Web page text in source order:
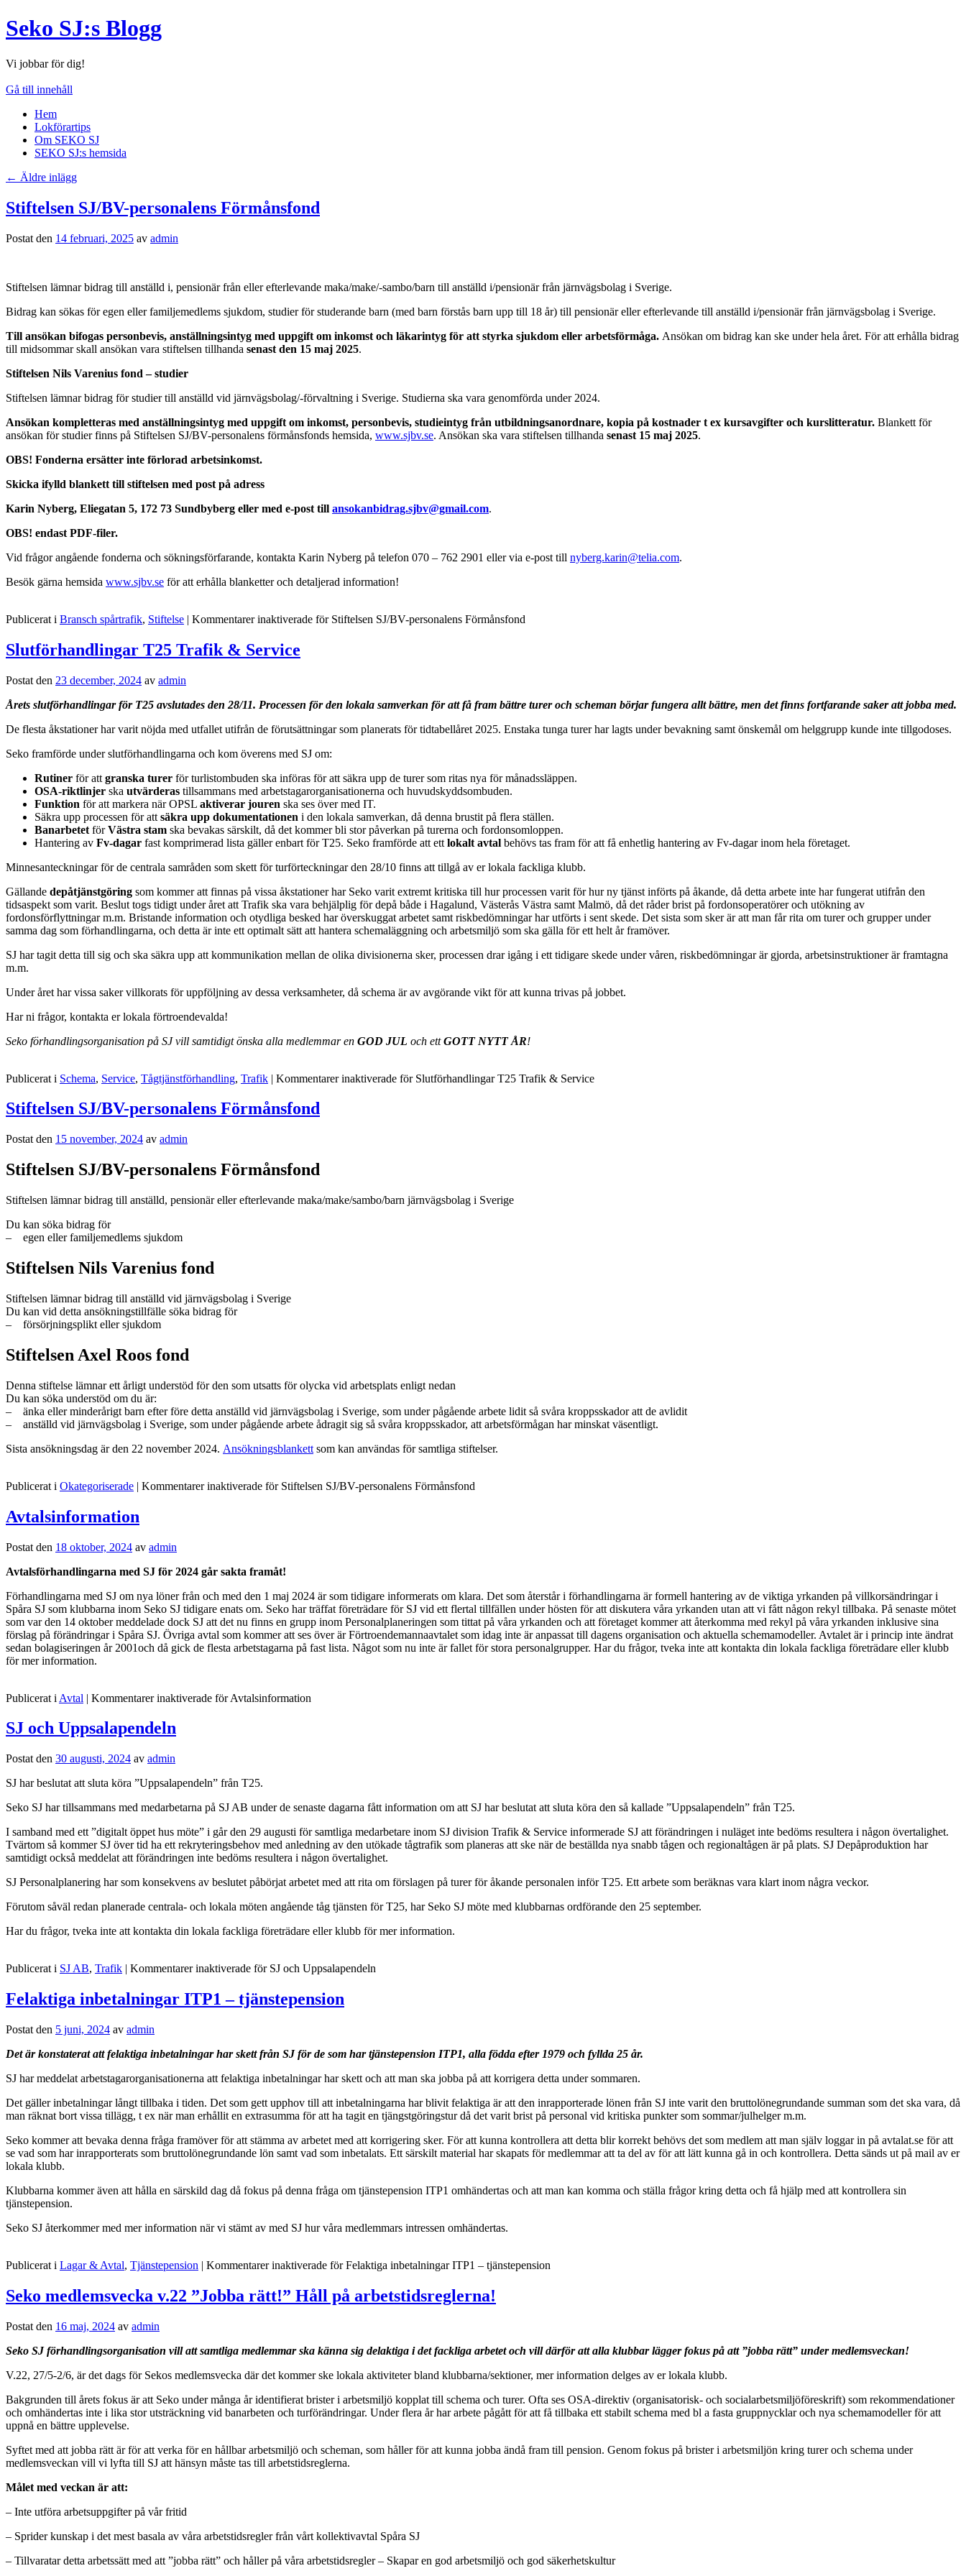
Seko SJ:s Blogg
Vi jobbar för dig!
Gå till innehåll
Hem
Lokförartips
Om SEKO SJ
SEKO SJ:s hemsida
← Äldre inlägg
Stiftelsen SJ/BV-personalens Förmånsfond
Postat den 14 februari, 2025 av admin
Stiftelsen lämnar bidrag till anställd i, pensionär från eller efterlevande maka/make/-sambo/barn till anställd i/pensionär från järnvägsbolag i Sverige.
Bidrag kan sökas för egen eller familjemedlems sjukdom, studier för studerande barn (med barn förstås barn upp till 18 år) till pensionär eller efterlevande till anställd i/pensionär från järnvägsbolag i Sverige.
Till ansökan bifogas personbevis, anställningsintyg med uppgift om inkomst och läkarintyg för att styrka sjukdom eller arbetsförmåga. Ansökan om bidrag kan ske under hela året. För att erhålla bidrag
till midsommar skall ansökan vara stiftelsen tillhanda senast den 15 maj 2025.
Stiftelsen Nils Varenius fond – studier
Stiftelsen lämnar bidrag för studier till anställd vid järnvägsbolag/-förvaltning i Sverige. Studierna ska vara genomförda under 2024.
Ansökan kompletteras med anställningsintyg med uppgift om inkomst, personbevis, studieintyg från utbildningsanordnare, kopia på kostnader t ex kursavgifter och kurslitteratur. Blankett för
ansökan för studier finns på Stiftelsen SJ/BV-personalens förmånsfonds hemsida, www.sjbv.se. Ansökan ska vara stiftelsen tillhanda senast 15 maj 2025.
OBS! Fonderna ersätter inte förlorad arbetsinkomst.
Skicka ifylld blankett till stiftelsen med post på adress
Karin Nyberg, Eliegatan 5, 172 73 Sundbyberg eller med e-post till ansokanbidrag.sjbv@gmail.com.
OBS! endast PDF-filer.
Vid frågor angående fonderna och sökningsförfarande, kontakta Karin Nyberg på telefon 070 – 762 2901 eller via e-post till nyberg.karin@telia.com.
Besök gärna hemsida www.sjbv.se för att erhålla blanketter och detaljerad information!
Publicerat i Bransch spårtrafik, Stiftelse | Kommentarer inaktiverade för Stiftelsen SJ/BV-personalens Förmånsfond
Slutförhandlingar T25 Trafik & Service
Postat den 23 december, 2024 av admin
Årets slutförhandlingar för T25 avslutades den 28/11. Processen för den lokala samverkan för att få fram bättre turer och scheman börjar fungera allt bättre, men det finns fortfarande saker att jobba med.
De flesta åkstationer har varit nöjda med utfallet utifrån de förutsättningar som planerats för tidtabellåret 2025. Enstaka tunga turer har lagts under bevakning samt önskemål om helggrupp kunde inte tillgodoses.
Seko framförde under slutförhandlingarna och kom överens med SJ om:
Rutiner för att granska turer för turlistombuden ska införas för att säkra upp de turer som ritas nya för månadssläppen.
OSA-riktlinjer ska utvärderas tillsammans med arbetstagarorganisationerna och huvudskyddsombuden.
Funktion för att markera när OPSL aktiverar jouren ska ses över med IT.
Säkra upp processen för att säkra upp dokumentationen i den lokala samverkan, då denna brustit på flera ställen.
Banarbetet förVästra stam ska bevakas särskilt, då det kommer bli stor påverkan på turerna och fordonsomloppen.
Hantering av Fv-dagar fast komprimerad lista gäller enbart för T25. Seko framförde att ett lokalt avtal behövs tas fram för att få enhetlig hantering av Fv-dagar inom hela företaget.
Minnesanteckningar för de centrala samråden som skett för turförteckningar den 28/10 finns att tillgå av er lokala fackliga klubb.
Gällande depåtjänstgöring som kommer att finnas på vissa åkstationer har Seko varit extremt kritiska till hur processen varit för hur ny tjänst införts på åkande, då detta arbete inte har fungerat utifrån den
tidsaspekt som varit. Beslut togs tidigt under året att Trafik ska vara behjälplig för depå både i Hagalund, Västerås Västra samt Malmö, då det råder brist på fordonsoperatörer och utökning av
fordonsförflyttningar m.m. Bristande information och otydliga besked har överskuggat arbetet samt riskbedömningar har utförts i sent skede. Det sista som sker är att man får rita om turer och grupper under
samma dag som förhandlingarna, och detta är inte ett optimalt sätt att hantera schemaläggning och arbetsmiljö som ska gälla för ett helt år framöver.
SJ har tagit detta till sig och ska säkra upp att kommunikation mellan de olika divisionerna sker, processen drar igång i ett tidigare skede under våren, riskbedömningar är gjorda, arbetsinstruktioner är framtagna
m.m.
Under året har vissa saker villkorats för uppföljning av dessa verksamheter, då schema är av avgörande vikt för att kunna trivas på jobbet.
Har ni frågor, kontakta er lokala förtroendevalda!
Seko förhandlingsorganisation på SJ vill samtidigt önska alla medlemmar en GOD JUL och ettGOTT NYTT ÅR!
Publicerat i Schema, Service, Tågtjänstförhandling, Trafik | Kommentarer inaktiverade för Slutförhandlingar T25 Trafik & Service
Stiftelsen SJ/BV-personalens Förmånsfond
Postat den 15 november, 2024 av admin
Stiftelsen SJ/BV-personalens Förmånsfond
Stiftelsen lämnar bidrag till anställd, pensionär eller efterlevande maka/make/sambo/barn järnvägsbolag i Sverige
Du kan söka bidrag för
– egen eller familjemedlems sjukdom
Stiftelsen Nils Varenius fond
Stiftelsen lämnar bidrag till anställd vid järnvägsbolag i Sverige
Du kan vid detta ansökningstillfälle söka bidrag för
– försörjningsplikt eller sjukdom
Stiftelsen Axel Roos fond
Denna stiftelse lämnar ett årligt understöd för den som utsatts för olycka vid arbetsplats enligt nedan
Du kan söka understöd om du är:
– änka eller minderårigt barn efter före detta anställd vid järnvägsbolag i Sverige, som under pågående arbete lidit så svåra kroppsskador att de avlidit
– anställd vid järnvägsbolag i Sverige, som under pågående arbete ådragit sig så svåra kroppsskador, att arbetsförmågan har minskat väsentligt.
Sista ansökningsdag är den 22 november 2024. Ansökningsblankett som kan användas för samtliga stiftelser.
Publicerat i Okategoriserade | Kommentarer inaktiverade för Stiftelsen SJ/BV-personalens Förmånsfond
Avtalsinformation
Postat den 18 oktober, 2024 av admin
Avtalsförhandlingarna med SJ för 2024 går sakta framåt!
Förhandlingarna med SJ om nya löner från och med den 1 maj 2024 är som tidigare informerats om klara. Det som återstår i förhandlingarna är formell hantering av de viktiga yrkanden på villkorsändringar i
Spåra SJ som klubbarna inom Seko SJ tidigare enats om. Seko har träffat företrädare för SJ vid ett flertal tillfällen under hösten för att diskutera våra yrkanden utan att vi fått någon rekyl tillbaka. På senaste mötet
som var den 14 oktober meddelade dock SJ att det nu finns en grupp inom Personalplaneringen som tittat på våra yrkanden och att företaget kommer att återkomma med rekyl på våra yrkanden inklusive sina
förslag på förändringar i Spåra SJ. Övriga avtal som kommer att ses över är Förtroendemannaavtalet som idag inte är anpassat till dagens organisation och aktuella schemamodeller. Avtalet är i princip inte ändrat
sedan bolagiseringen år 2001och då gick de flesta arbetstagarna på fast lista. Något som nu inte är fallet för stora personalgrupper. Har du frågor, tveka inte att kontakta din lokala fackliga företrädare eller klubb
för mer information.
Publicerat i Avtal | Kommentarer inaktiverade för Avtalsinformation
SJ och Uppsalapendeln
Postat den 30 augusti, 2024 av admin
SJ har beslutat att sluta köra ”Uppsalapendeln” från T25.
Seko SJ har tillsammans med medarbetarna på SJ AB under de senaste dagarna fått information om att SJ har beslutat att sluta köra den så kallade ”Uppsalapendeln” från T25.
I samband med ett ”digitalt öppet hus möte” i går den 29 augusti för samtliga medarbetare inom SJ division Trafik & Service informerade SJ att förändringen i nuläget inte bedöms resultera i någon övertalighet.
Tvärtom så kommer SJ över tid ha ett rekryteringsbehov med anledning av den utökade tågtrafik som planeras att ske när de beställda nya snabb tågen och regionaltågen är på plats. SJ Depåproduktion har
samtidigt också meddelat att förändringen inte bedöms resultera i någon övertalighet.
SJ Personalplanering har som konsekvens av beslutet påbörjat arbetet med att rita om förslagen på turer för åkande personalen inför T25. Ett arbete som beräknas vara klart inom några veckor.
Förutom såväl redan planerade centrala- och lokala möten angående tåg tjänsten för T25, har Seko SJ möte med klubbarnas ordförande den 25 september.
Har du frågor, tveka inte att kontakta din lokala fackliga företrädare eller klubb för mer information.
Publicerat i SJ AB, Trafik | Kommentarer inaktiverade för SJ och Uppsalapendeln
Felaktiga inbetalningar ITP1 – tjänstepension
Postat den 5 juni, 2024 av admin
Det är konstaterat att felaktiga inbetalningar har skett från SJ för de som har tjänstepension ITP1, alla födda efter 1979 och fyllda 25 år.
SJ har meddelat arbetstagarorganisationerna att felaktiga inbetalningar har skett och att man ska jobba på att korrigera detta under sommaren.
Det gäller inbetalningar långt tillbaka i tiden. Det som gett upphov till att inbetalningarna har blivit felaktiga är att den inrapporterade lönen från SJ inte varit den bruttolönegrundande summan som det ska vara, då
man räknat bort vissa tillägg, t ex när man erhållit en extrasumma för att ha tagit en tjängstgöringstur då det varit brist på personal vid kritiska punkter som sommar/julhelger m.m.
Seko kommer att bevaka denna fråga framöver för att stämma av arbetet med att korrigering sker. För att kunna kontrollera att detta blir korrekt behövs det som medlem att man själv loggar in på avtalat.se för att
se vad som har inrapporterats som bruttolönegrundande lön samt vad som inbetalats. Ett särskilt material har skapats för medlemmar att ta del av för att lätt kunna gå in och kontrollera. Detta sänds ut på mail av er
lokala klubb.
Klubbarna kommer även att hålla en särskild dag då fokus på denna fråga om tjänstepension ITP1 omhändertas och att man kan komma och ställa frågor kring detta och få hjälp med att kontrollera sin
tjänstepension.
Seko SJ återkommer med mer information när vi stämt av med SJ hur våra medlemmars intressen omhändertas.
Publicerat i Lagar & Avtal, Tjänstepension | Kommentarer inaktiverade för Felaktiga inbetalningar ITP1 – tjänstepension
Seko medlemsvecka v.22 ”Jobba rätt!” Håll på arbetstidsreglerna!
Postat den 16 maj, 2024 av admin
Seko SJ förhandlingsorganisation vill att samtliga medlemmar ska känna sig delaktiga i det fackliga arbetet och vill därför att alla klubbar lägger fokus på att ”jobba rätt” under medlemsveckan!
V.22, 27/5-2/6, är det dags för Sekos medlemsvecka där det kommer ske lokala aktiviteter bland klubbarna/sektioner, mer information delges av er lokala klubb.
Bakgrunden till årets fokus är att Seko under många år identifierat brister i arbetsmiljö kopplat till schema och turer. Ofta ses OSA-direktiv (organisatorisk- och socialarbetsmiljöföreskrift) som rekommendationer
och omhändertas inte i lika stor utsträckning vid banarbeten och turförändringar. Under flera år har arbete pågått för att få tillbaka ett stabilt schema med bl a fasta gruppnycklar och nya schemamodeller för att
uppnå en bättre upplevelse.
Syftet med att jobba rätt är för att verka för en hållbar arbetsmiljö och scheman, som håller för att kunna jobba ändå fram till pension. Genom fokus på brister i arbetsmiljön kring turer och schema under
medlemsveckan vill vi lyfta till SJ att hänsyn måste tas till arbetstidsreglerna.
Målet med veckan är att:
– Inte utföra arbetsuppgifter på vår fritid
– Sprider kunskap i det mest basala av våra arbetstidsregler från vårt kollektivavtal Spåra SJ
– Tillvaratar detta arbetssätt med att ”jobba rätt” och håller på våra arbetstidsregler – Skapar en god arbetsmiljö och god säkerhetskultur